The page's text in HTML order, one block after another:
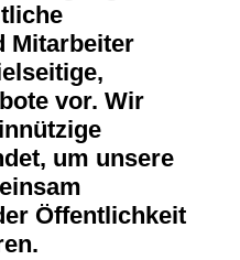
Mitarbeiter
vor. Wir
um unsere
Öffentlichkeit